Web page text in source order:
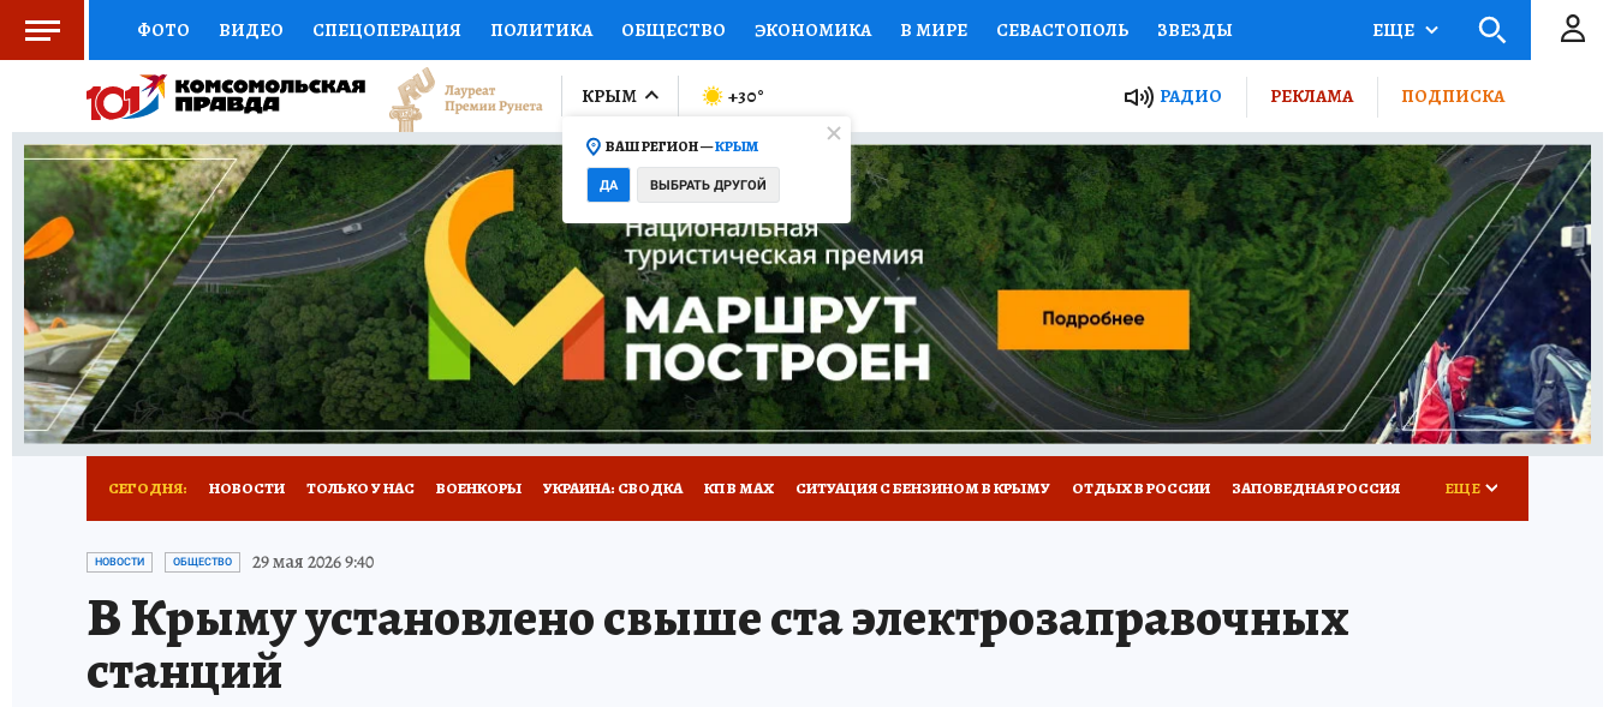
ФОТО ВИДЕО СПЕЦОПЕРАЦИЯ ПОЛИТИКА ОБЩЕСТВО ЭКОНОМИКА В МИРЕ СЕВАСТОПОЛЬ ЗВЕЗДЫ
ЗДОРОВЬЕ СОЦПОДДЕРЖКА НАУКА СПОРТ КОЛУМНИСТЫ НАЦИОНАЛЬНЫЕ ПРОЕКТЫ РОССИИ
ВЫБОР ЭКСПЕРТОВ ДОКТОР ФИНАНСЫ ОТКРЫВАЕМ МИР СЕМЬЯ ЖЕНСКИЕ СЕКРЕТЫ ПУТЕВОДИТЕЛЬ
КНИЖНАЯ ПОЛКА ПРОГНОЗЫ НА СПОРТ ПРОМОКОДЫ СЕРИАЛЫ СПЕЦПРОЕКТЫ ДЕФИЦИТ ЖЕЛЕЗА ТУРИЗМ
ПРЕСС-ЦЕНТР НЕДВИЖИМОСТЬ ТЕЛЕВИЗОР КОНКУРСЫ РАБОТА У НАС ГИД ПОТРЕБИТЕЛЯ ВСЕ О КП РАДИО КП
КОЛЛЕКЦИИ РЕКЛАМА ТЕСТЫ НОВОЕ НА САЙТЕ
ЕЩЕ
КРЫМ
ВАШ РЕГИОН —КРЫМ
ДА ВЫБРАТЬ ДРУГОЙ
+30° РАДИО РЕКЛАМА ПОДПИСКА
СЕГОДНЯ: НОВОСТИ ТОЛЬКО У НАС ВОЕНКОРЫ УКРАИНА: СВОДКА КП В МАХ СИТУАЦИЯ С БЕНЗИНОМ В КРЫМУ ОТДЫХ В РОССИИ ЗАПОВЕДНАЯ РОССИЯ
СИТУАЦИЯ С МАЗУТОМ В КРЫМУ
ЕЩЕ
НОВОСТИ ОБЩЕСТВО 29 мая 2026 9:40
В Крыму установлено свыше ста электрозаправочных
станций